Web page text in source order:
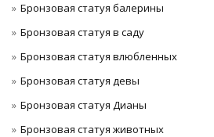
Бронзовая статуя балерины
Бронзовая статуя в саду
Бронзовая статуя влюбленных
Бронзовая статуя девы
Бронзовая статуя Дианы
Бронзовая статуя животных